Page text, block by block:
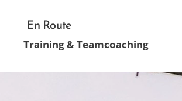
En Route
Training & Teamcoaching